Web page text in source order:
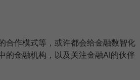
合作模式等，或许都会给金融数智化
的金融机构，以及关注金融AI的伙伴